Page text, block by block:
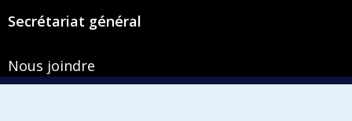
Secrétariat général
Nous joindre